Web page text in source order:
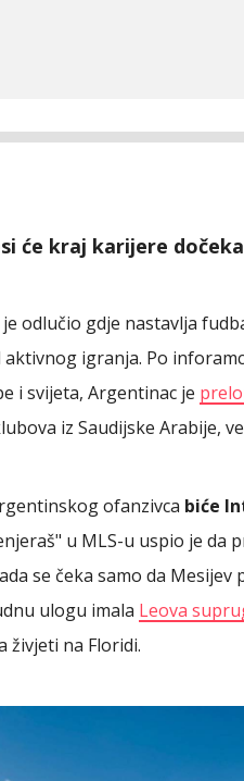
će kraj karijere
je odlučio gdje nastavlja
igranja. Po
i svijeta, Argentinac je
iz Saudijske Arabije,
ofanzivca biće
u MLS-u uspio je
se čeka samo da
ulogu imala Leova
živjeti na Floridi.